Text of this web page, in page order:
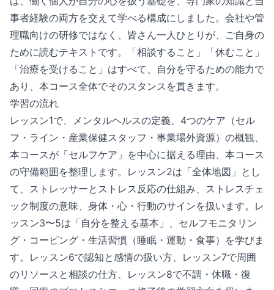
事者経験の両方を交えて学べる構成にしました。会社や管
理職向けの研修ではなく、皆さん一人ひとりが、ご自身の
ために読むテキストです。「相談すること」「休むこと」
「治療を受けること」はすべて、自分を守るための能力で
あり、本コース全体でそのスタンスを貫きます。
学習の流れ
レッスン1で、メンタルヘルスの定義、4つのケア（セル
フ・ライン・産業保健スタッフ・事業場外資源）の概観、
本コースが「セルフケア」を中心に据える理由、本コース
の守備範囲を整理します。レッスン2は「全体地図」とし
て、ストレッサーとストレス反応の仕組み、ストレスチェ
ック制度の意味、身体・心・行動のサインを扱います。レ
ッスン3〜5は「自分を整える基本」、セルフモニタリン
グ・コーピング・生活習慣（睡眠・運動・食事）を学びま
す。レッスン6で認知と感情の扱い方、レッスン7で周囲
のリソースと相談の仕方、レッスン8で不調・休職・復